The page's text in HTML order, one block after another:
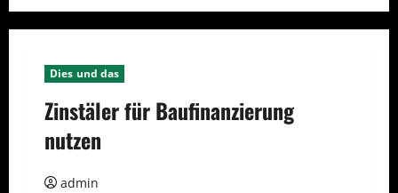
Dies und das
Zinstäler für Baufinanzierung
nutzen
admin